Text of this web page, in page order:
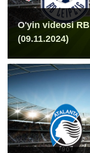
O'yin videosi
(09.11.2024)